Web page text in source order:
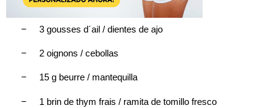
– 3 gousses d´ail / dientes de ajo
– 2 oignons / cebollas
– 15 g beurre / mantequilla
– 1 brin de thym frais / ramita de tomillo fresco